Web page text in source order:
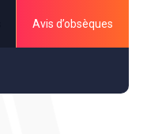
Avis d’obsèques